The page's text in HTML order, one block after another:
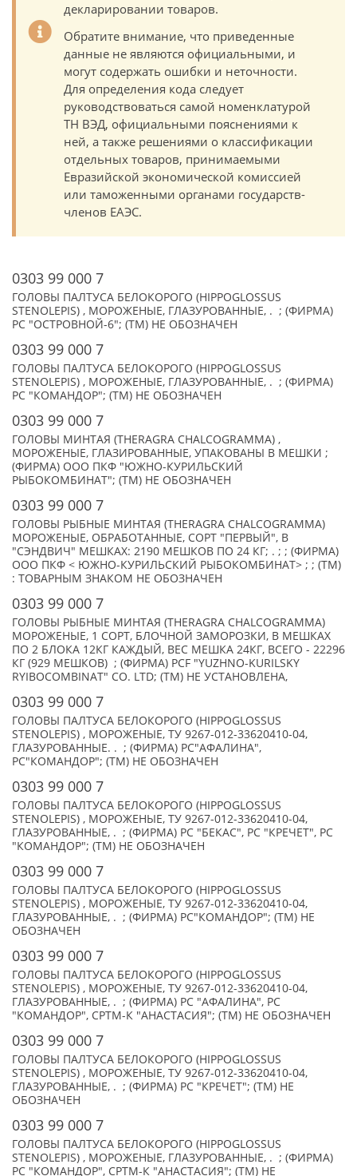
декларировании товаров.
Обратите внимание, что приведенные
данные не являются официальными, и
могут содержать ошибки и неточности.
Для определения кода следует
руководствоваться самой номенклатурой
ТН ВЭД, официальными пояснениями к
ней, а также решениями о классификации
отдельных товаров, принимаемыми
Евразийской экономической комиссией
или таможенными органами государств-
членов ЕАЭС.
0303 99 000 7
ГОЛОВЫ ПАЛТУСА БЕЛОКОРОГО (HIPPOGLOSSUS
STENOLEPIS) , МОРОЖЕНЫЕ, ГЛАЗУРОВАННЫЕ, . ; (ФИРМА)
РС "ОСТРОВНОЙ-6"; (TM) НЕ ОБОЗНАЧЕН
0303 99 000 7
ГОЛОВЫ ПАЛТУСА БЕЛОКОРОГО (HIPPOGLOSSUS
STENOLEPIS) , МОРОЖЕНЫЕ, ГЛАЗУРОВАННЫЕ, . ; (ФИРМА)
РС "КОМАНДОР"; (TM) НЕ ОБОЗНАЧЕН
0303 99 000 7
ГОЛОВЫ МИНТАЯ (THERAGRA CHALCOGRAMMA) ,
МОРОЖЕНЫЕ, ГЛАЗИРОВАННЫЕ, УПАКОВАНЫ В МЕШКИ ;
(ФИРМА) ООО ПКФ "ЮЖНО-КУРИЛЬСКИЙ
РЫБОКОМБИНАТ"; (TM) НЕ ОБОЗНАЧЕН
0303 99 000 7
ГОЛОВЫ РЫБНЫЕ МИНТАЯ (THERAGRA CHALCOGRAMMA)
МОРОЖЕНЫЕ, ОБРАБОТАННЫЕ, СОРТ "ПЕРВЫЙ", В
"СЭНДВИЧ" МЕШКАХ: 2190 МЕШКОВ ПО 24 КГ; . ; ; (ФИРМА)
ООО ПКФ < ЮЖНО-КУРИЛЬСКИЙ РЫБОКОМБИНАТ> ; ; (TM)
: ТОВАРНЫМ ЗНАКОМ НЕ ОБОЗНАЧЕН
0303 99 000 7
ГОЛОВЫ РЫБНЫЕ МИНТАЯ (THERAGRA CHALCOGRAMMA)
МОРОЖЕНЫЕ, 1 СОРТ, БЛОЧНОЙ ЗАМОРОЗКИ, В МЕШКАХ
ПО 2 БЛОКА 12КГ КАЖДЫЙ, ВЕС МЕШКА 24КГ, ВСЕГО - 22296
КГ (929 МЕШКОВ) ; (ФИРМА) PCF "YUZHNO-KURILSKY
RYIBOCOMBINAT" CO. LTD; (TM) НЕ УСТАНОВЛЕНА,
0303 99 000 7
ГОЛОВЫ ПАЛТУСА БЕЛОКОРОГО (HIPPOGLOSSUS
STENOLEPIS) , МОРОЖЕНЫЕ, ТУ 9267-012-33620410-04,
ГЛАЗУРОВАННЫЕ. . ; (ФИРМА) РС"АФАЛИНА",
РС"КОМАНДОР"; (TM) НЕ ОБОЗНАЧЕН
0303 99 000 7
ГОЛОВЫ ПАЛТУСА БЕЛОКОРОГО (HIPPOGLOSSUS
STENOLEPIS) , МОРОЖЕНЫЕ, ТУ 9267-012-33620410-04,
ГЛАЗУРОВАННЫЕ, . ; (ФИРМА) РС "БЕКАС", РС "КРЕЧЕТ", РС
"КОМАНДОР"; (TM) НЕ ОБОЗНАЧЕН
0303 99 000 7
ГОЛОВЫ ПАЛТУСА БЕЛОКОРОГО (HIPPOGLOSSUS
STENOLEPIS) , МОРОЖЕНЫЕ, ТУ 9267-012-33620410-04,
ГЛАЗУРОВАННЫЕ, . ; (ФИРМА) РС"КОМАНДОР"; (TM) НЕ
ОБОЗНАЧЕН
0303 99 000 7
ГОЛОВЫ ПАЛТУСА БЕЛОКОРОГО (HIPPOGLOSSUS
STENOLEPIS) , МОРОЖЕНЫЕ, ТУ 9267-012-33620410-04,
ГЛАЗУРОВАННЫЕ, . ; (ФИРМА) РС "АФАЛИНА", РС
"КОМАНДОР", СРТМ-К "АНАСТАСИЯ"; (TM) НЕ ОБОЗНАЧЕН
0303 99 000 7
ГОЛОВЫ ПАЛТУСА БЕЛОКОРОГО (HIPPOGLOSSUS
STENOLEPIS) , МОРОЖЕНЫЕ, ТУ 9267-012-33620410-04,
ГЛАЗУРОВАННЫЕ, . ; (ФИРМА) РС "КРЕЧЕТ"; (TM) НЕ
ОБОЗНАЧЕН
0303 99 000 7
ГОЛОВЫ ПАЛТУСА БЕЛОКОРОГО (HIPPOGLOSSUS
STENOLEPIS) , МОРОЖЕНЫЕ, ГЛАЗУРОВАННЫЕ, . ; (ФИРМА)
РС "КОМАНДОР", СРТМ-К "АНАСТАСИЯ"; (TM) НЕ